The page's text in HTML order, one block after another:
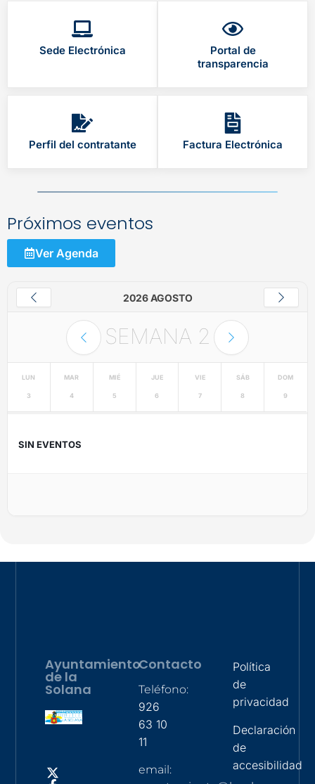
Sede Electrónica
Portal de
transparencia
Perfil del contratante Factura Electrónica
Próximos eventos
Ver Agenda
2026 AGOSTO
SEMANA 2
LUN
3
MAR
4
MIÉ
5
JUE
6
VIE
7
SÁB
8
DOM
9
SIN EVENTOS
Ayuntamiento
de la
Solana
Contacto
Teléfono:
926
63 10
11
email:
Política
de
privacidad
Declaración
de
accesibilidad